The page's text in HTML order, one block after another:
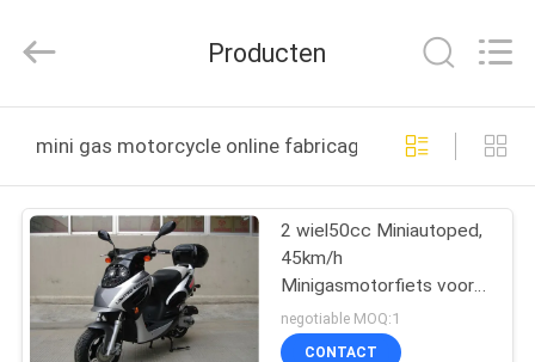
PRODUCTEN
ONGEVEER
ONS
Co.,Ltd.
Producten
mini gas motorcycle online fabricage
2 wiel50cc Miniautoped,
45km/h
Minigasmotorfiets voor
Jong geitje/Volwassene
negotiable MOQ:1
CONTACT